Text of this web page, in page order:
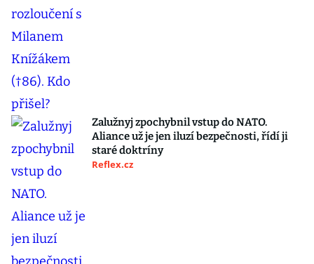
Zalužnyj zpochybnil vstup do NATO.
Aliance už je jen iluzí bezpečnosti, řídí ji
staré doktríny
Reflex.cz